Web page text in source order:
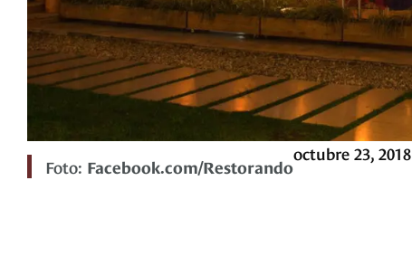
Foto: Facebook.com/Restorando
octubre 23, 2018